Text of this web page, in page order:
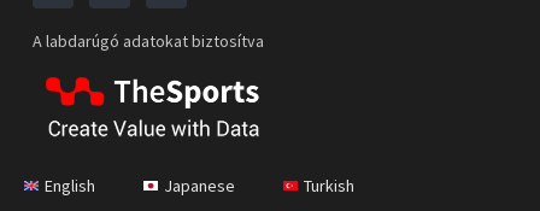
A labdarúgó adatokat biztosítva
English Japanese Turkish